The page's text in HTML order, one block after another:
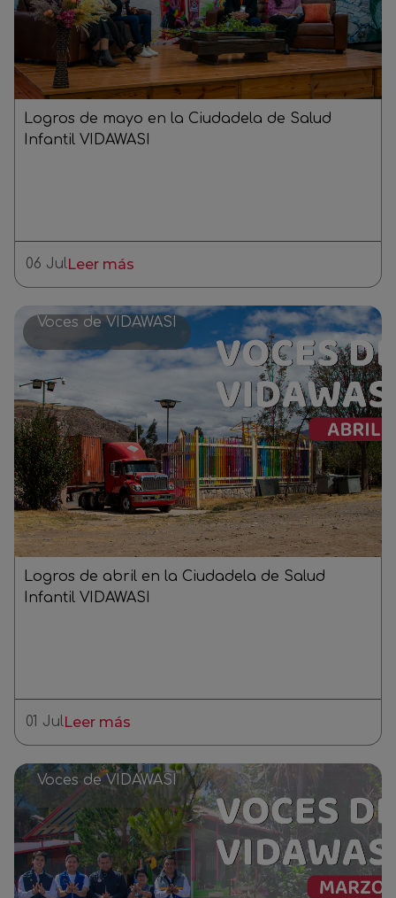
Logros de mayo en la Ciudadela de Salud
Infantil VIDAWASI
06 JulLeer más
Voces de VIDAWASI
Logros de abril en la Ciudadela de Salud
Infantil VIDAWASI
01 JulLeer más
Voces de VIDAWASI